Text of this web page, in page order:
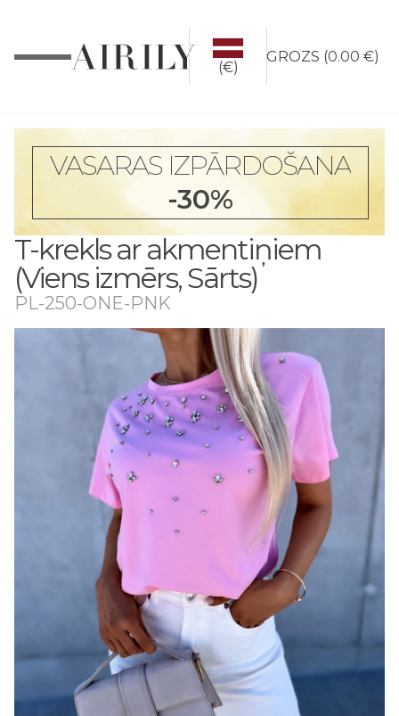
(€)
GROZS (0.00 €)
VASARAS IZPĀRDOŠANA
-30%
T-krekls ar akmentiņiem
(Viens izmērs, Sārts)
PL-250-ONE-PNK